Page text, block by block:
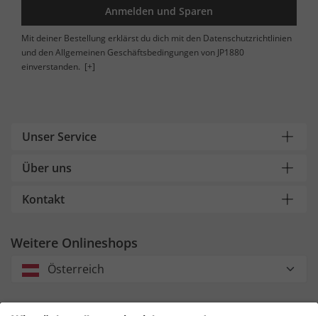
Anmelden und Sparen
Mit deiner Bestellung erklärst du dich mit den Datenschutzrichtlinien
und den Allgemeinen Geschäftsbedingungen von JP1880
einverstanden. [+]
Unser Service
Über uns
Kontakt
Weitere Onlineshops
Österreich